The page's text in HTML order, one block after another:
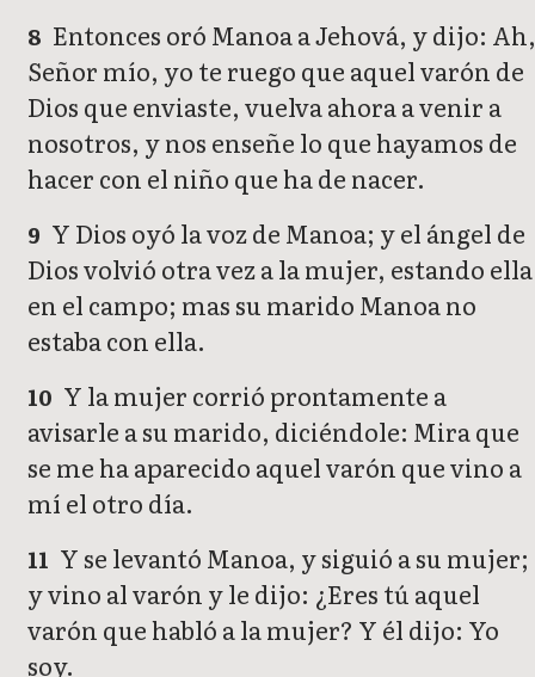
8 Entonces oró Manoa a Jehová, y dijo:
Señor mío, yo te ruego que aquel varón de
Dios que enviaste, vuelva ahora a venir a
nosotros, y nos enseñe lo que hayamos de
hacer con el niño que ha de nacer.
9 Y Dios oyó la voz de Manoa; y el ángel de
Dios volvió otra vez a la mujer, estando ella
en el campo; mas su marido Manoa no
estaba con ella.
10 Y la mujer corrió prontamente a
avisarle a su marido, diciéndole: Mira que
se me ha aparecido aquel varón que vino a
mí el otro día.
11 Y se levantó Manoa, y siguió a su mujer;
y vino al varón y le dijo: ¿Eres tú aquel
varón que habló a la mujer? Y él dijo: Yo
soy.